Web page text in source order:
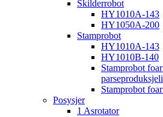
Skilderrobot
HY1010A-143
HY1050A-200
Stamprobot
HY1010A-143
HY1010B-140
Stamprobot
Stamprobot
Posysjer
1 Asrotator